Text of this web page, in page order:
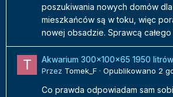
poszukiwania nowych domów
mieszkańców są w toku, więc
nowej obsadzie. Sprawcą całego
Akwarium 300x100x65 1950 litrów
Przez Tomek_F · Opublikowano 2
Co prawda odpowiadam sam